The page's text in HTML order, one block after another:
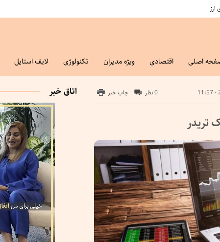
اصلی اقتصادی ویژه مدیران تکنولوژی لایف استایل
چاپ خبر 0 نظر اتاق خبر